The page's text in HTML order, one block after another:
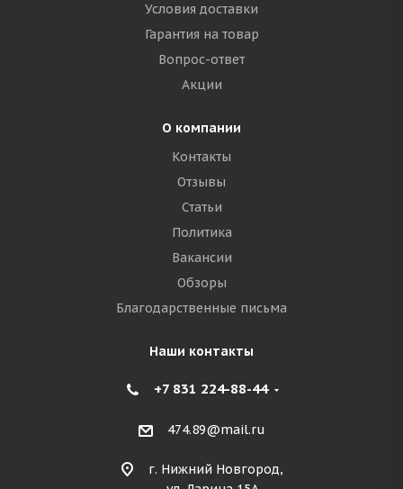
Условия доставки
Гарантия на товар
Вопрос-ответ
Акции
О компании
Контакты
Отзывы
Статьи
Политика
Вакансии
Обзоры
Благодарственные письма
Наши контакты
+7 831 224-88-44
474.89@mail.ru
г. Нижний Новгород,